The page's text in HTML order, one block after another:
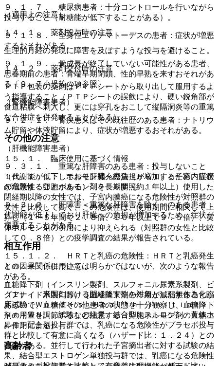
（適用上の注意）
１４．１． 薬剤投与時の注意
生理的月経の発現に障害を及ぼすような投与を避けること。
１４．２． 薬剤交付時の注意
ＰＴＰ包装の薬剤はＰＴＰシートから取り出して服用するよ
う指導すること（ＰＴＰシートの誤飲により、硬い鋭角部が
食道粘膜へ刺入し、更には穿孔をおこして縦隔洞炎等の重篤
な合併症を併発することがある）。
その他の注意
１５．１． 臨床使用に基づく情報
１５．１．１． ホルモン補充療法（ＨＲＴ）と子宮内膜癌
の危険性：卵胞ホルモン剤を長期間（約１年以上）使用した
閉経期以降の女性では、子宮内膜癌になる危険性が対照群の
女性と比較して高く、この危険性は、使用期間に相関して上
昇し（１〜５年間で２．８倍、１０年以上で９．５倍）、黄
体ホルモン剤の併用により抑えられる（対照群の女性と比較
して０．８倍）との疫学調査の結果が報告されている。
１５．１．２． ＨＲＴと乳癌の危険性：ＨＲＴと乳癌発生
との因果関係については明らかではないが、次のような報告
がある。
（１）． 米国における閉経後女性を対象とした無作為化臨
床試験［Ｗｏｍｅｎ’ｓ Ｈｅａｌｔｈ Ｉｎｉｔｉａｔｉ
ｖｅ（ＷＨＩ）試験］の結果、結合型エストロゲン・黄体ホ
ルモン配合剤投与群では、乳癌になる危険性がプラセボ投与
群と比較して有意に高くなる（ハザード比：１．２４）との
報告がある。並行して行われた子宮摘出者に対する試験の結
果、結合型エストロゲン単独投与群では、乳癌になる危険性
９．１．７． 糖尿病患者：十分コントロールを行いながら
投与すること（耐糖能が低下することがある）。
９．１．８． 全身性エリテマトーデスの患者：症状が増悪
するおそれがある。
９．１．９． 骨成長が終了していない可能性がある患者、
思春期前の患者：骨端早期閉鎖、性的早熟を来すおそれがあ
る〔９．７小児等の項参照〕。
（腎機能障害患者）
９．２．１． 腎疾患又はその既往歴のある患者：ナトリウ
ム貯留や体液貯留により、症状が増悪するおそれがある。
（肝機能障害患者）
９．３．１． 重篤な肝障害のある患者：投与しないこと
（代謝能が低下しており肝臓への負担が増加するため、症状
が増悪することがある）〔２．６参照〕。
９．３．２． 肝障害＜重篤な肝障害を除く＞のある患者：
代謝能が低下しており肝臓への負担が増加するため、症状が
増悪することがある。
相互作用
１０．２． 併用注意：
血糖降下剤（インスリン製剤、スルフォニル尿素系製剤、ビ
グアナイド系製剤等）［血糖降下剤の作用が減弱することが
あるので、血糖値その他患者の状態を十分観察し、血糖降下
剤の用量を調節するなど注意する（卵胞ホルモン剤の血糖上
昇作用による）］。
高齢者